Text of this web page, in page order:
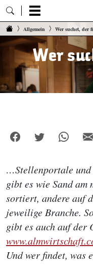
Zum Inhalt springen
Allgemein Wer suchet, der
Wer
…Stellenportale
gibt es wie Sand am
sortiert, andere auf
jeweilige Branche.
gibt es auch auf der
Und wer findet, was